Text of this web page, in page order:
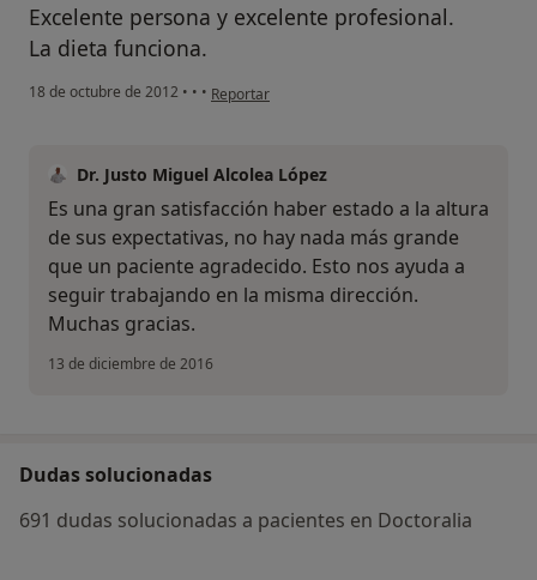
Excelente persona y excelente profesional.
La dieta funciona.
18 de octubre de 2012 • • • en opinión del usuario paciente
Reportar
Dr. Justo Miguel Alcolea López
Es una gran satisfacción haber estado a la altura
de sus expectativas, no hay nada más grande
que un paciente agradecido. Esto nos ayuda a
seguir trabajando en la misma dirección.
Muchas gracias.
13 de diciembre de 2016
Dudas solucionadas
691 dudas solucionadas a pacientes en Doctoralia